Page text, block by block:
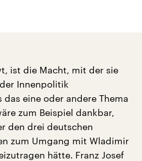
ist die Macht, mit der sie
Innenpolitik
eine oder andere Thema
zum Beispiel dankbar,
den drei deutschen
zum Umgang mit Wladimir
hätte. Franz Josef